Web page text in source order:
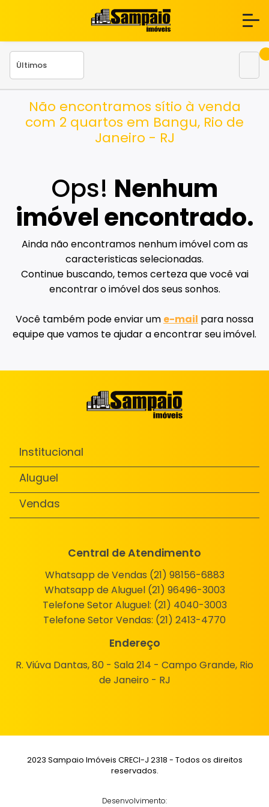
Não encontramos sítio à venda
com 2 quartos em Bangu, Rio de
Janeiro - RJ
Ops! Nenhum
imóvel encontrado.
Ainda não encontramos nenhum imóvel com as
caracteristicas selecionadas.
Continue buscando, temos certeza que você vai
encontrar o imóvel dos seus sonhos.
Você também pode enviar um e-mail para nossa
equipe que vamos te ajudar a encontrar seu imóvel.
Institucional
Aluguel
Vendas
Central de Atendimento
Whatsapp de Vendas (21) 98156-6883
Whatsapp de Aluguel (21) 96496-3003
Telefone Setor Aluguel: (21) 4040-3003
Telefone Setor Vendas: (21) 2413-4770
Endereço
R. Viúva Dantas, 80 - Sala 214 - Campo Grande, Rio
de Janeiro - RJ
2023 Sampaio Imóveis CRECI-J 2318 - Todos os direitos
reservados.
Desenvolvimento: